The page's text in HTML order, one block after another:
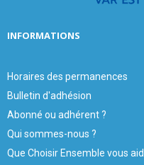
INFORMATIONS
Horaires des permanences
Bulletin d'adhésion
Abonné ou adhérent ?
Qui sommes-nous ?
Que Choisir Ensemble vous